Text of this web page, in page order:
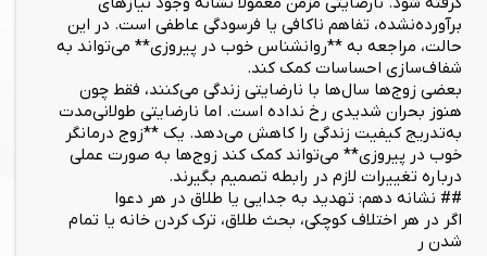
برآورده‌نشده، تفاهم ناکافی یا فرسودگی عاطفی است. در این
حالت، مراجعه به **روانشناس خوب در پیروزی** می‌تواند به
شفاف‌سازی احساسات کمک کند.
بعضی زوج‌ها سال‌ها با نارضایتی زندگی می‌کنند، فقط چون
هنوز بحران شدیدی رخ نداده است. اما نارضایتی طولانی‌مدت
به‌تدریج کیفیت زندگی را کاهش می‌دهد. یک **زوج درمانگر
خوب در پیروزی** می‌تواند کمک کند زوج‌ها به صورت عملی
درباره تغییرات لازم در رابطه تصمیم بگیرند.
## نشانه دهم: تهدید به جدایی یا طلاق در هر دعوا
اگر در هر اختلاف کوچکی، بحث طلاق، ترک کردن خانه یا تمام
شدن ر